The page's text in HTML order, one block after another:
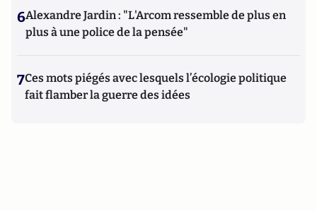
6Alexandre Jardin : "L'Arcom ressemble de plus en
plus à une police de la pensée"
7Ces mots piégés avec lesquels l’écologie politique
fait flamber la guerre des idées